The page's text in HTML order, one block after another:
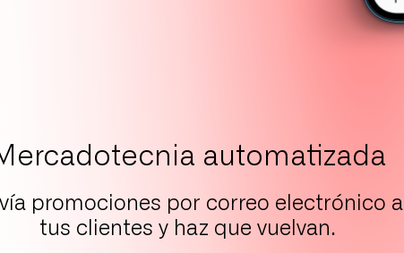
automatizada
promociones por correo electrónico a
tus clientes y haz que vuelvan.